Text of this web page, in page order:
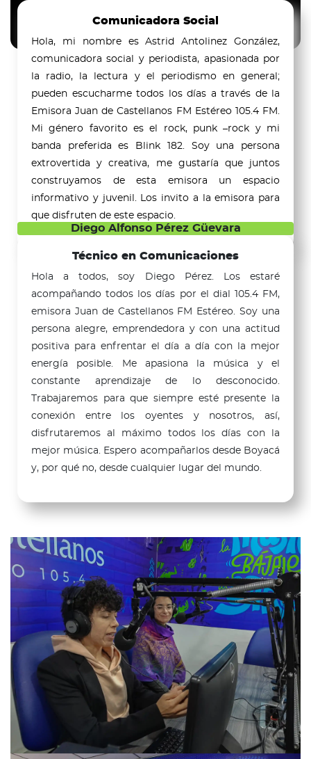
Comunicadora Social
Hola, mi nombre es Astrid Antolinez González,
comunicadora social y periodista, apasionada por
la radio, la lectura y el periodismo en general;
pueden escucharme todos los días a través de la
Emisora Juan de Castellanos FM Estéreo 105.4 FM.
Mi género favorito es el rock, punk –rock y mi
banda preferida es Blink 182. Soy una persona
extrovertida y creativa, me gustaría que juntos
construyamos de esta emisora un espacio
informativo y juvenil. Los invito a la emisora para
que disfruten de este espacio.
Diego Alfonso Pérez Güevara
Técnico en Comunicaciones
Hola a todos, soy Diego Pérez. Los estaré
acompañando todos los días por el dial 105.4 FM,
emisora Juan de Castellanos FM Estéreo. Soy una
persona alegre, emprendedora y con una actitud
positiva para enfrentar el día a día con la mejor
energía posible. Me apasiona la música y el
constante aprendizaje de lo desconocido.
Trabajaremos para que siempre esté presente la
conexión entre los oyentes y nosotros, así,
disfrutaremos al máximo todos los días con la
mejor música. Espero acompañarlos desde Boyacá
y, por qué no, desde cualquier lugar del mundo.